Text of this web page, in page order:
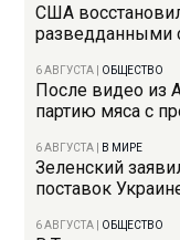
США
разведданными
6 АВГУСТА ОБЩЕСТВО
После видео из
партию мяса с
6 АВГУСТА В МИРЕ
Зеленский
поставок
6 АВГУСТА ОБЩЕСТВО